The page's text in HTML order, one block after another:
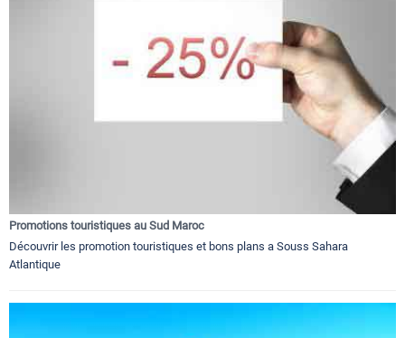
Promotions touristiques au Sud Maroc
Découvrir les promotion touristiques et bons plans a Souss Sahara
Atlantique